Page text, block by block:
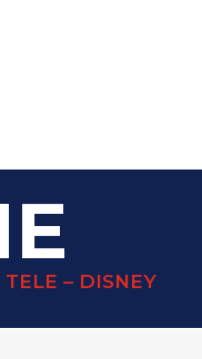
TELE – DISNEY